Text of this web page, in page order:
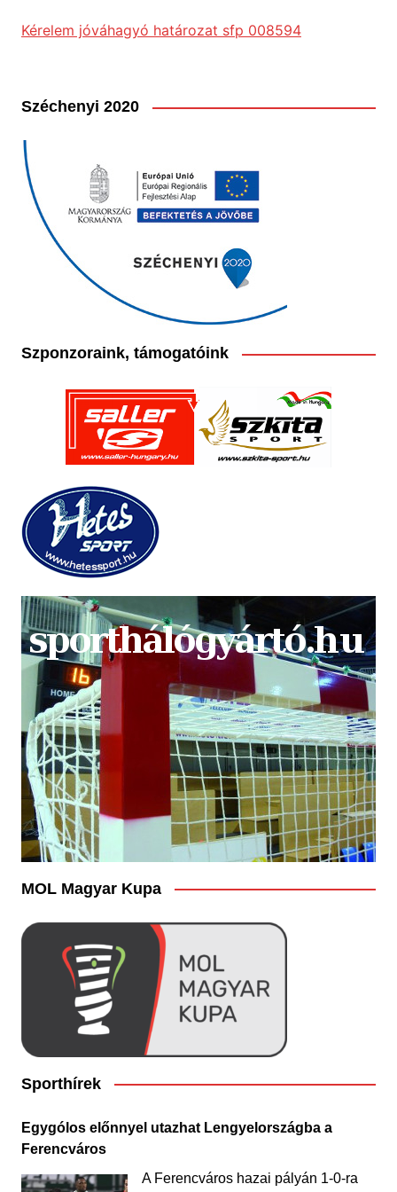
Kérelem jóváhagyó határozat sfp 008594
Széchenyi 2020
Szponzoraink, támogatóink
MOL Magyar Kupa
Sporthírek
Egygólos előnnyel utazhat Lengyelországba a
Ferencváros
A Ferencváros hazai pályán 1-0-ra